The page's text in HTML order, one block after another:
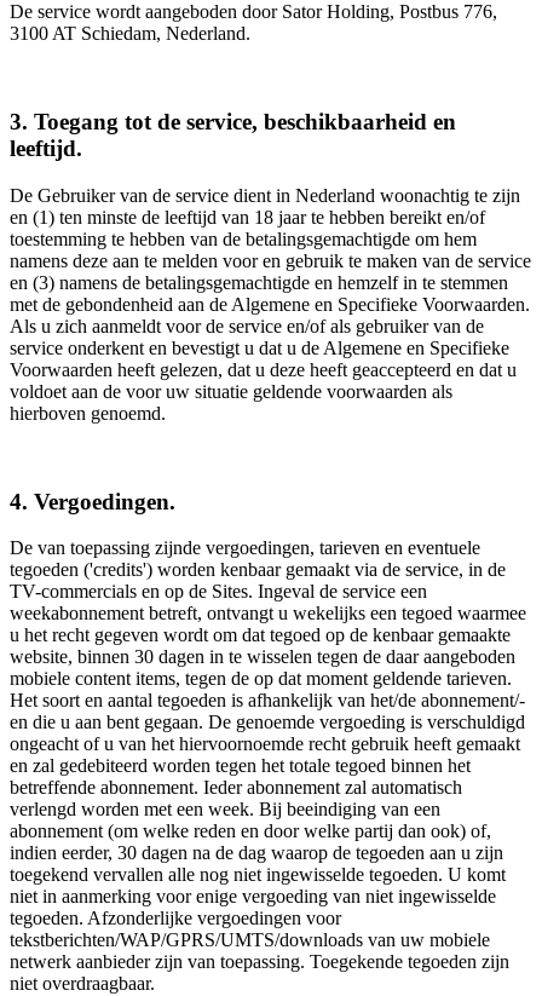
De service wordt aangeboden door Sator Holding, Postbus 776,
3100 AT Schiedam, Nederland.
3. Toegang tot de service, beschikbaarheid en
leeftijd.
De Gebruiker van de service dient in Nederland woonachtig te zijn
en (1) ten minste de leeftijd van 18 jaar te hebben bereikt en/of
toestemming te hebben van de betalingsgemachtigde om hem
namens deze aan te melden voor en gebruik te maken van de service
en (3) namens de betalingsgemachtigde en hemzelf in te stemmen
met de gebondenheid aan de Algemene en Specifieke Voorwaarden.
Als u zich aanmeldt voor de service en/of als gebruiker van de
service onderkent en bevestigt u dat u de Algemene en Specifieke
Voorwaarden heeft gelezen, dat u deze heeft geaccepteerd en dat u
voldoet aan de voor uw situatie geldende voorwaarden als
hierboven genoemd.
4. Vergoedingen.
De van toepassing zijnde vergoedingen, tarieven en eventuele
tegoeden ('credits') worden kenbaar gemaakt via de service, in de
TV-commercials en op de Sites. Ingeval de service een
weekabonnement betreft, ontvangt u wekelijks een tegoed waarmee
u het recht gegeven wordt om dat tegoed op de kenbaar gemaakte
website, binnen 30 dagen in te wisselen tegen de daar aangeboden
mobiele content items, tegen de op dat moment geldende tarieven.
Het soort en aantal tegoeden is afhankelijk van het/de abonnement/-
en die u aan bent gegaan. De genoemde vergoeding is verschuldigd
ongeacht of u van het hiervoornoemde recht gebruik heeft gemaakt
en zal gedebiteerd worden tegen het totale tegoed binnen het
betreffende abonnement. Ieder abonnement zal automatisch
verlengd worden met een week. Bij beeindiging van een
abonnement (om welke reden en door welke partij dan ook) of,
indien eerder, 30 dagen na de dag waarop de tegoeden aan u zijn
toegekend vervallen alle nog niet ingewisselde tegoeden. U komt
niet in aanmerking voor enige vergoeding van niet ingewisselde
tegoeden. Afzonderlijke vergoedingen voor
tekstberichten/WAP/GPRS/UMTS/downloads van uw mobiele
netwerk aanbieder zijn van toepassing. Toegekende tegoeden zijn
niet overdraagbaar.